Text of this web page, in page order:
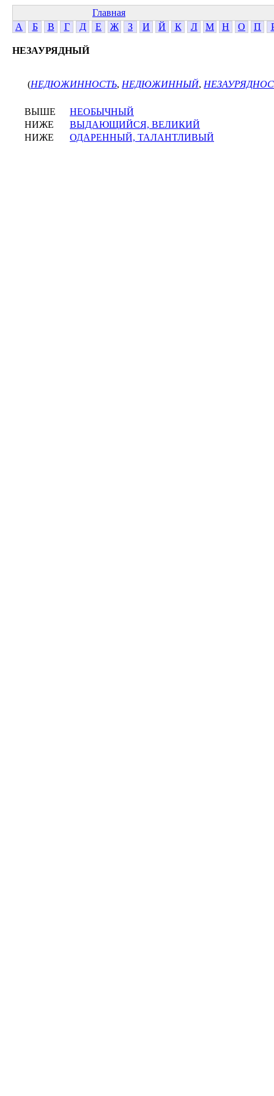
Главная
А
Б В Г Д Е Ж З И Й К Л М Н О П
НЕЗАУРЯДНЫЙ
(НЕДЮЖИННОСТЬ, НЕДЮЖИННЫЙ,
ВЫШЕ
НЕОБЫЧНЫЙ
НИЖЕ
ВЫДАЮЩИЙСЯ, ВЕЛИКИЙ
НИЖЕ
ОДАРЕННЫЙ, ТАЛАНТЛИВЫЙ